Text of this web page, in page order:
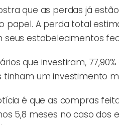
que as perdas já
papel. A perda total
estabelecimentos
que investiram,
um investimento
é que as compras
5,8 meses no caso dos